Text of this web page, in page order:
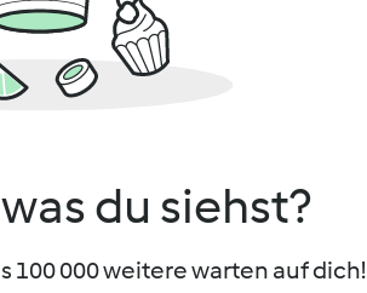
du siehst?
100 000 weitere warten auf dich!